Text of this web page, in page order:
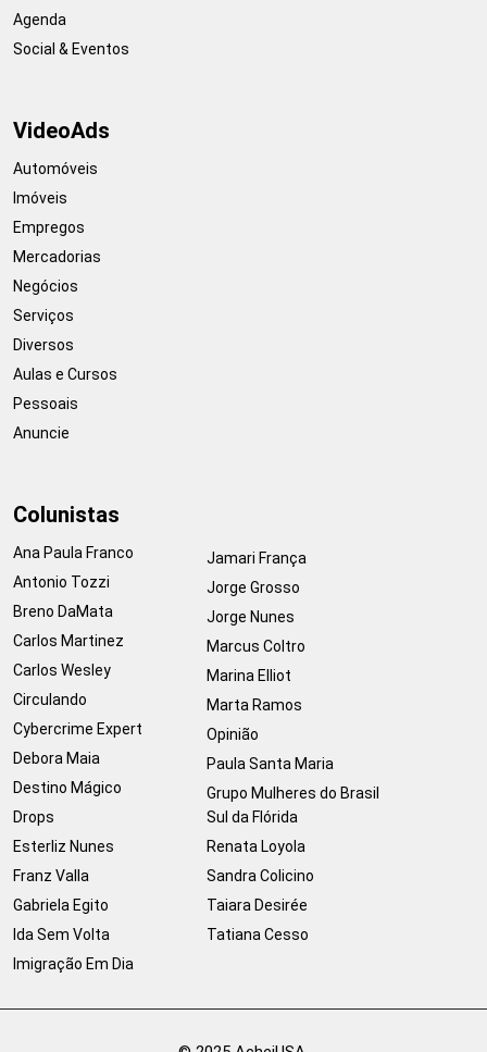
Agenda
Social & Eventos
VideoAds
Automóveis
Imóveis
Empregos
Mercadorias
Negócios
Serviços
Diversos
Aulas e Cursos
Pessoais
Anuncie
Colunistas
Ana Paula Franco
Antonio Tozzi
Breno DaMata
Carlos Martinez
Carlos Wesley
Circulando
Cybercrime Expert
Debora Maia
Destino Mágico
Drops
Esterliz Nunes
Franz Valla
Gabriela Egito
Ida Sem Volta
Imigração Em Dia
Jamari França
Jorge Grosso
Jorge Nunes
Marcus Coltro
Marina Elliot
Marta Ramos
Opinião
Paula Santa Maria
Grupo Mulheres do Brasil
Sul da Flórida
Renata Loyola
Sandra Colicino
Taiara Desirée
Tatiana Cesso